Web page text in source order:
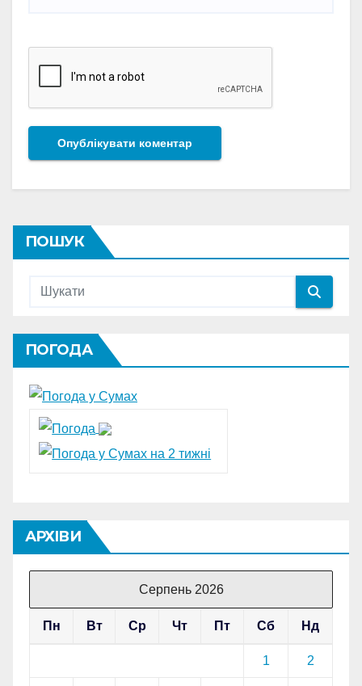
ПОШУК
ПОГОДА
АРХІВИ
Серпень 2026
Пн Вт Ср Чт Пт Сб Нд
1 2